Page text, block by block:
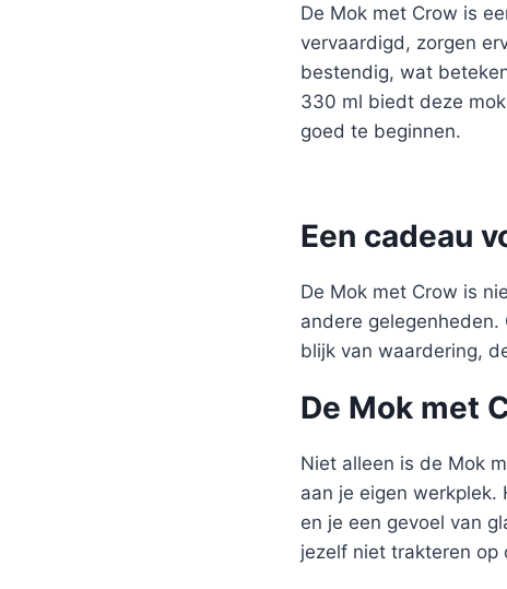
De Mok met Crow is
vervaardigd, zorgen
bestendig, wat
330 ml biedt deze
goed te beginnen.
Een cadeau
De Mok met Crow is
andere
blijk van waardering,
De Mok met
Niet alleen is de Mok
aan je eigen
en je een gevoel van
jezelf niet trakteren op